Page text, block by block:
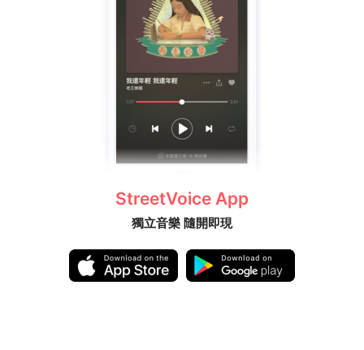
StreetVoice App
獨立音樂 隨開即現